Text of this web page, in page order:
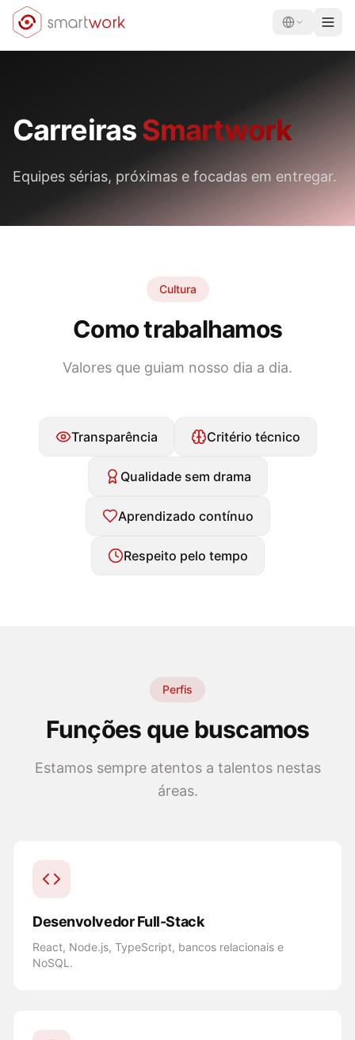
CarreirasSmartwork
Equipes sérias, próximas e focadas em entregar.
Cultura
Como trabalhamos
Valores que guiam nosso dia a dia.
Transparência Critério técnico
Qualidade sem drama
Aprendizado contínuo
Respeito pelo tempo
Perfis
Funções que buscamos
Estamos sempre atentos a talentos nestas
áreas.
Desenvolvedor Full-Stack
React, Node.js, TypeScript, bancos relacionais e
NoSQL.